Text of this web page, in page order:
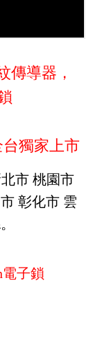
傳導器，
獨家上市
市 桃園市
彰化市 雲
電子鎖